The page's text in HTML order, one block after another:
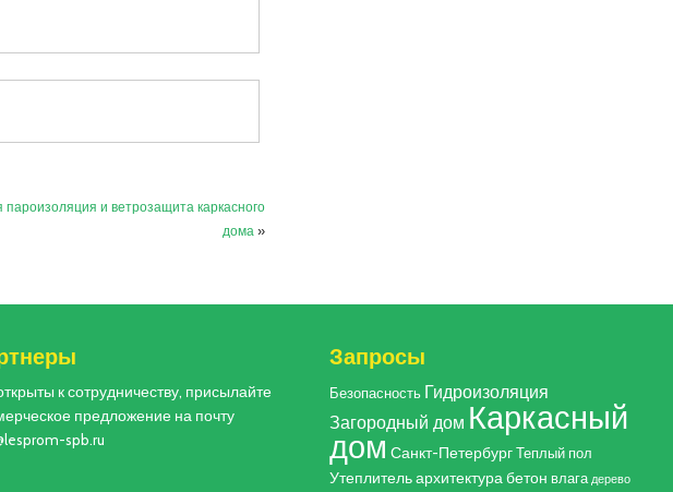
и ветрозащита каркасного
дома »
к сотрудничеству, присылайте
предложение на почту
spb.ru
Запросы
Безопасность Гидроизоляция
Загородный дом Каркасный
дом Санкт-Петербург Теплый пол
Утеплительархитектурабетон влага дерево